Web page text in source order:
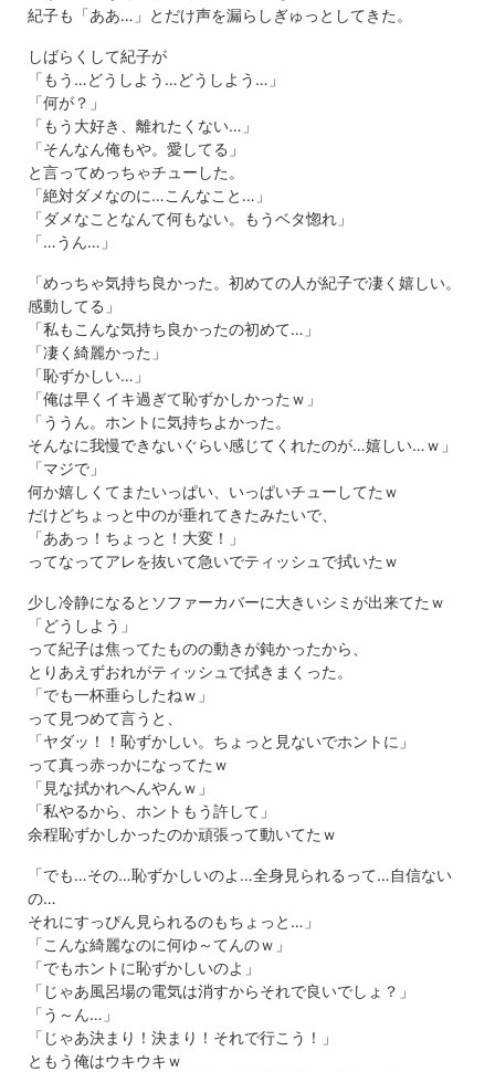
紀子も「ああ…」とだけ声を漏らしぎゅっとしてきた。
しばらくして紀子が
「もう…どうしよう…どうしよう…」
「何が？」
「もう大好き、離れたくない…」
「そんなん俺もや。愛してる」
と言ってめっちゃチューした。
「絶対ダメなのに…こんなこと…」
「ダメなことなんて何もない。もうベタ惚れ」
「…うん…」
「めっちゃ気持ち良かった。初めての人が紀子で凄く嬉しい。
感動してる」
「私もこんな気持ち良かったの初めて…」
「凄く綺麗かった」
「恥ずかしい…」
「俺は早くイキ過ぎて恥ずかしかったｗ」
「ううん。ホントに気持ちよかった。
そんなに我慢できないぐらい感じてくれたのが…嬉しい…ｗ」
「マジで」
何か嬉しくてまたいっぱい、いっぱいチューしてたｗ
だけどちょっと中のが垂れてきたみたいで、
「ああっ！ちょっと！大変！」
ってなってアレを抜いて急いでティッシュで拭いたｗ
少し冷静になるとソファーカバーに大きいシミが出来てたｗ
「どうしよう」
って紀子は焦ってたものの動きが鈍かったから、
とりあえずおれがティッシュで拭きまくった。
「でも一杯垂らしたねｗ」
って見つめて言うと、
「ヤダッ！！恥ずかしい。ちょっと見ないでホントに」
って真っ赤っかになってたｗ
「見な拭かれへんやんｗ」
「私やるから、ホントもう許して」
余程恥ずかしかったのか頑張って動いてたｗ
「でも…その…恥ずかしいのよ…全身見られるって…自信ない
の…
それにすっぴん見られるのもちょっと…」
「こんな綺麗なのに何ゆ～てんのｗ」
「でもホントに恥ずかしいのよ」
「じゃあ風呂場の電気は消すからそれで良いでしょ？」
「う～ん…」
「じゃあ決まり！決まり！それで行こう！」
ともう俺はウキウキｗ